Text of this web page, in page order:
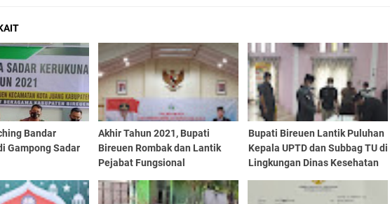
Bandar
Gampong Sadar
Akhir Tahun 2021, Bupati
Bireuen Rombak dan Lantik
Pejabat Fungsional
Bupati Bireuen Lantik Puluhan
Kepala UPTD dan Subbag TU di
Lingkungan Dinas Kesehatan